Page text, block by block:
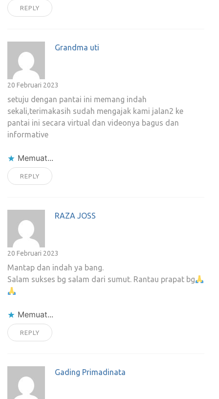
REPLY
Grandma uti
20 Februari 2023
setuju dengan pantai ini memang indah
sekali,terimakasih sudah mengajak kami jalan2 ke
pantai ini secara virtual dan videonya bagus dan
informative
Memuat...
REPLY
RAZA JOSS
20 Februari 2023
Mantap dan indah ya bang.
Salam sukses bg salam dari sumut. Rantau prapat bg
Memuat...
REPLY
Gading Primadinata